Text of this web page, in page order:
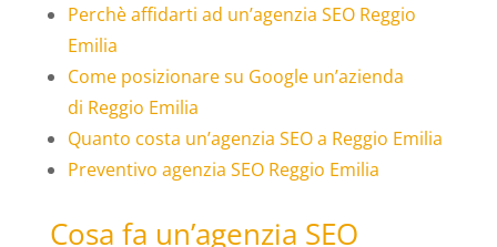
Perchè affidarti ad un’agenzia SEO Reggio
Emilia
Come posizionare su Google un’azienda
di Reggio Emilia
Quanto costa un’agenzia SEO a Reggio Emilia
Preventivo agenzia SEO Reggio Emilia
Cosa fa un’agenzia SEO